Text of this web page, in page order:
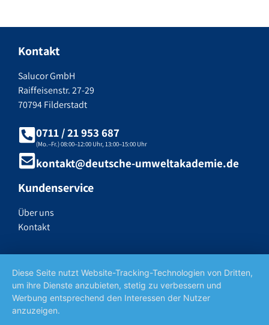
Kontakt
Salucor GmbH
Raiffeisenstr. 27-29
70794 Filderstadt
0711 / 21 953 687
(Mo.–Fr.) 08:00–12:00 Uhr, 13:00–15:00 Uhr
kontakt@deutsche-umweltakademie.de
Kundenservice
Über uns
Kontakt
Impressum
Datenschutzerklärung
Widerrufsrecht
Diese Seite nutzt Website-Tracking-Technologien von Dritten,
um ihre Dienste anzubieten, stetig zu verbessern und
Werbung entsprechend den Interessen der Nutzer
anzuzeigen.